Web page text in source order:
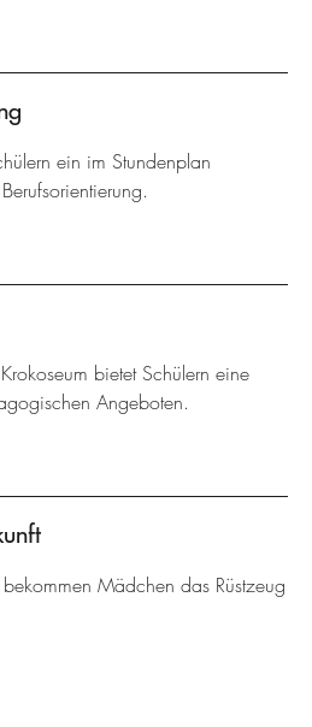
ein im Stundenplan
bietet Schülern eine
Angeboten.
Mädchen das Rüstzeug